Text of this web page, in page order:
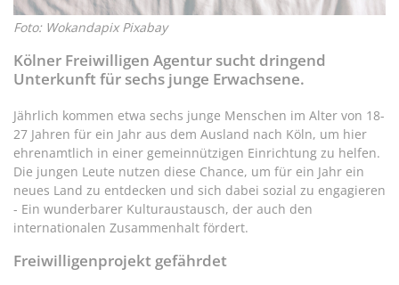
Foto: Wokandapix Pixabay
Kölner Freiwilligen Agentur sucht dringend
Unterkunft für sechs junge Erwachsene.
Jährlich kommen etwa sechs junge Menschen im Alter von 18-
27 Jahren für ein Jahr aus dem Ausland nach Köln, um hier
ehrenamtlich in einer gemeinnützigen Einrichtung zu helfen.
Die jungen Leute nutzen diese Chance, um für ein Jahr ein
neues Land zu entdecken und sich dabei sozial zu engagieren
- Ein wunderbarer Kulturaustausch, der auch den
internationalen Zusammenhalt fördert.
Freiwilligenprojekt gefährdet